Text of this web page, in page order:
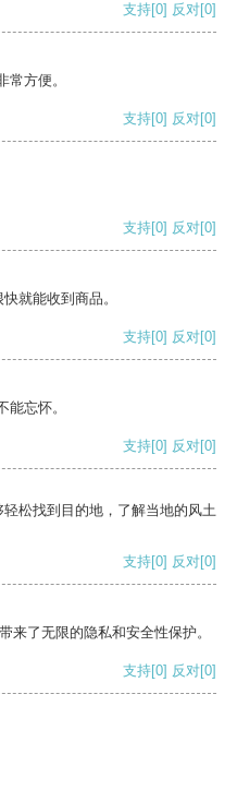
支持[0] 反对[0]
方便。
支持[0] 反对[0]
支持[0] 反对[0]
就能收到商品。
支持[0] 反对[0]
忘怀。
支持[0] 反对[0]
松找到目的地，了解当地的风土
支持[0] 反对[0]
来了无限的隐私和安全性保护。
支持[0] 反对[0]